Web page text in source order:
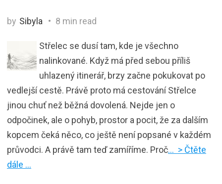
by Sibyla 8 min read
Střelec se dusí tam, kde je všechno
nalinkované. Když má před sebou příliš
uhlazený itinerář, brzy začne pokukovat po
vedlejší cestě. Právě proto má cestování Střelce
jinou chuť než běžná dovolená. Nejde jen o
odpočinek, ale o pohyb, prostor a pocit, že za dalším
kopcem čeká něco, co ještě není popsané v každém
průvodci. A právě tam teď zamíříme. Proč… > Čtěte
dále …